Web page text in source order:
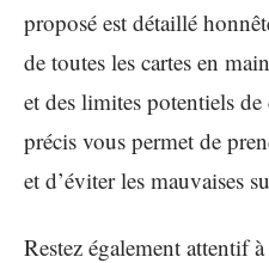
proposé est détaillé
de toutes les cartes en
et des limites potentiels
précis vous permet de
et d’éviter les mauvaises
Restez également attentif